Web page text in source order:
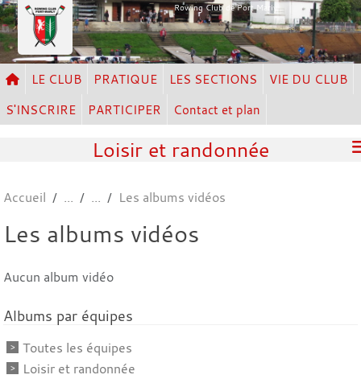
Rowing Club de Port Marly
LE CLUB PRATIQUE LES SECTIONS
VIE DU CLUB
S'INSCRIRE
PARTICIPER Contact et plan
Loisir et randonnée
Accueil Les albums vidéos
Les albums vidéos
Aucun album vidéo
Albums par équipes
Toutes les équipes
Loisir et randonnée
Panneau de gestion des cookies